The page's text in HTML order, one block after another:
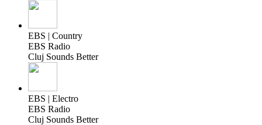
EBS | Country
EBS Radio
Cluj Sounds Better
EBS | Electro
EBS Radio
Cluj Sounds Better